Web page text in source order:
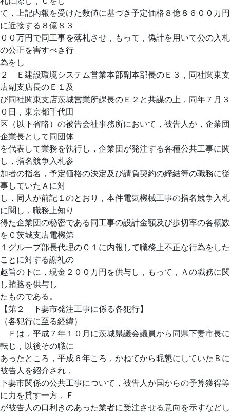
て，上記内報を受けた数値に基づき予定価格８億８６００万円
に近接する８億８３
００万円で同工事を落札させ，もって，偽計を用いて公の入札
の公正を害すべき行
為をし
２ Ｅ建設環境システム営業本部副本部長のＥ３，同社関東支
店副支店長のＥ１及
び同社関東支店茨城営業所課長のＥ２と共謀の上，同年７月３
０日，東京都千代田
区（以下省略）の被告会社事務所において，被告人が，企業団
企業長として同団体
を代表して業務を執行し，企業団が発注する各種公共工事に関
し，指名競争入札参
加者の指名，予定価格の決定及び請負契約の締結等の職務に従
事していたＡに対
し，同人が前記１のとおり，本件電気機械工事の指名競争入札
に関し，職務上知り
得た企業団の秘密である同工事の設計金額及び歩切率の各概数
をＣ茨城支店電機第
１グループ部長代理のＣ１に内報して職務上不正な行為をした
ことに対する謝礼の
趣旨の下に，現金２００万円を供与し，もって，Ａの職務に関
し賄賂を供与し
たものである。
【第２ 下妻市発注工事に係る各犯行】
（各犯行に至る経緯）
Ｆは，平成７年１０月に茨城県議会議員から同県下妻市長に
転じ，以後その職に
あったところ，平成６年ころ，かねてから昵懇にしていたＢに
被告人を紹介され，
下妻市関係の公共工事について，被告人が国からの予算獲得等
に力を貸す一方，Ｆ
が被告人の口利きのあった業者に受注させる意向を示すなどし